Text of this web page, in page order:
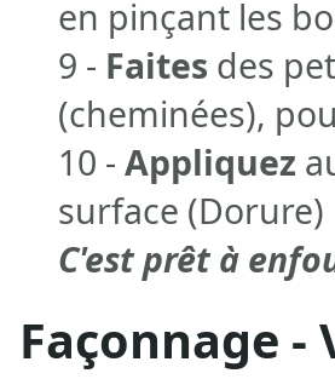
en pinçant les
9 - Faites des
(cheminées),
10 - Appliquez
surface (Dorure)
C'est prêt à
Façonnage